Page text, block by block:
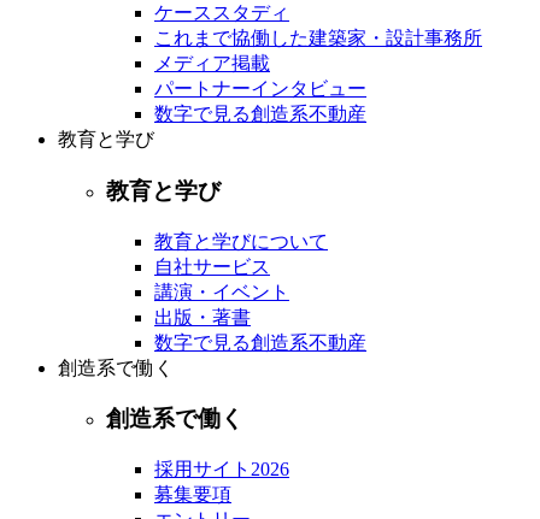
ケーススタディ
これまで協働した建築家・設計事務所
メディア掲載
パートナーインタビュー
数字で見る創造系不動産
教育と学び
教育と学び
教育と学びについて
自社サービス
講演・イベント
出版・著書
数字で見る創造系不動産
創造系で働く
創造系で働く
採用サイト2026
募集要項